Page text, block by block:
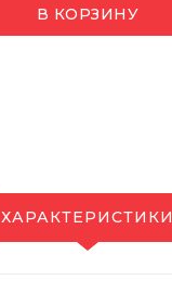
В КОРЗИНУ
ХАРАКТЕРИСТИКИ